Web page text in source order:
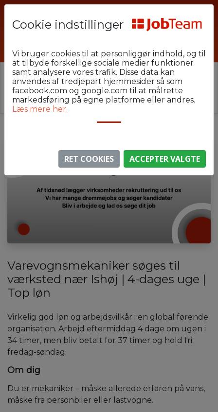
⚠️ Denne jobannonce er udløbet.
Stillingen er ikke længere aktiv, men du kan
lignende annoncer her.
Varevognsmekaniker søges til
værksted nær Ishøj | 4-dages uge |
Top løn
Virkelig god løn og arbejdsvilkår i en global førende
organisation. Arbejd eftermiddag 4 dage om ugen i
34 timer, men bliv betalt for 37 timer og hold fri
fredag-søndag.
Om dig
Du er mekaniker – måske allerede erfaren på vans,
måske fra personbiler eller lastvogne.
Cookie indstillinger
Vi bruger cookies til at personliggør indhold, og til
at tilbyde forskellige sociale medier funktioner
samt analysere vores trafik. Disse data kan
anvendes af tredjepart hjemmesider så som
facebook.com og google.com til at målrette
markedsføring på egne platforme eller andres.
Læs mere her.
RET COOKIES ACCEPTER VALGTE